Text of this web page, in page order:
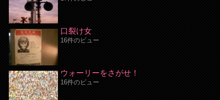
口裂け女
16件のビュー
ウォーリーをさがせ！
16件のビュー